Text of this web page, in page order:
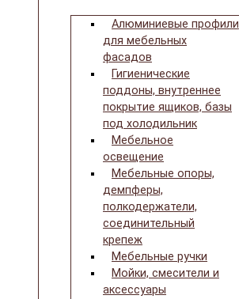
Алюминиевые профили
для мебельных
фасадов
Гигиенические
поддоны, внутреннее
покрытие ящиков, базы
под холодильник
Мебельное
освещение
Мебельные опоры,
демпферы,
полкодержатели,
соединительный
крепеж
Мебельные ручки
Мойки, смесители и
аксессуары